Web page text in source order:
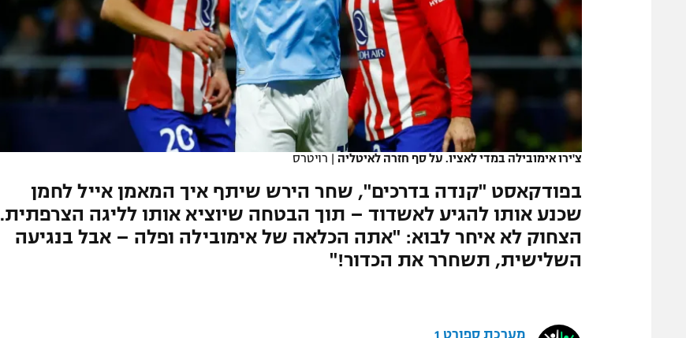
תקנון פעילות ספורט 1
רשיון להקרנה פומבית לבית עסק
הצטרפות לחבילת הערוצים
צ'ירו אימובילה במדי לאציו. על סף חזרה לאיטליה | רויטרס
בפודקאסט "קנדה בדרכים", שחר הירש שיתף איך המאמן אייל לחמן
שכנע אותו להגיע לאשדוד – תוך הבטחה שיוציא אותו לליגה הצרפתית.
הצחוק לא איחר לבוא: "אתה הכלאה של אימובילה ופלה – אבל בנגיעה
השלישית, תשחרר את הכדור!"
מערכת ספורט 1